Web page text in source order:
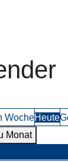
WocheHeute
Monat